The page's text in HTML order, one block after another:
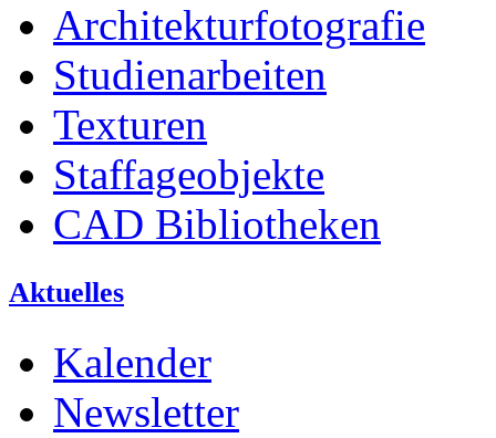
Architekturfotografie
Studienarbeiten
Texturen
Staffageobjekte
CAD Bibliotheken
Aktuelles
Kalender
Newsletter